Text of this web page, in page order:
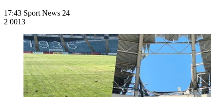
17:43 Sport News 24
2 0013